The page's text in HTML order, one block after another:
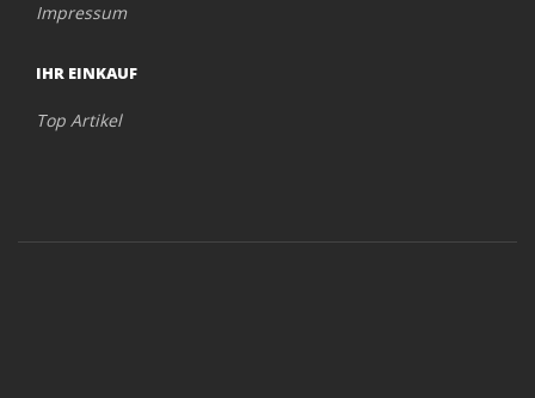
Impressum
IHR EINKAUF
Top Artikel